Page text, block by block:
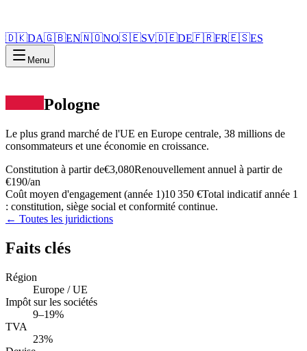
🇩🇰DA🇬🇧EN🇳🇴NO🇸🇪SV🇩🇪DE🇫🇷FR🇪🇸ES
Menu
Pologne
Le plus grand marché de l'UE en Europe centrale, 38 millions de
consommateurs et une économie en croissance.
Constitution à partir de€3,080Renouvellement annuel à partir de
€190/an
Coût moyen d'engagement (année 1)10 350 €Total indicatif année 1
: constitution, siège social et conformité continue.
← Toutes les juridictions
Faits clés
Région
Europe / UE
Impôt sur les sociétés
9–19%
TVA
23%